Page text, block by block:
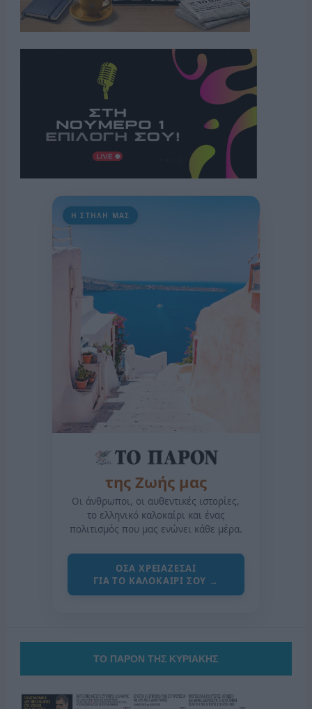
Η ΣΤΗΛΗ ΜΑΣ
της Ζωής μας
Οι άνθρωποι, οι αυθεντικές ιστορίες,
το ελληνικό καλοκαίρι και ένας
πολιτισμός που μας ενώνει κάθε μέρα.
ΟΣΑ ΧΡΕΙΑΖΕΣΑΙ
ΓΙΑ ΤΟ ΚΑΛΟΚΑΙΡΙ ΣΟΥ →
ΤΟ ΠΑΡΟΝ ΤΗΣ ΚΥΡΙΑΚΗΣ